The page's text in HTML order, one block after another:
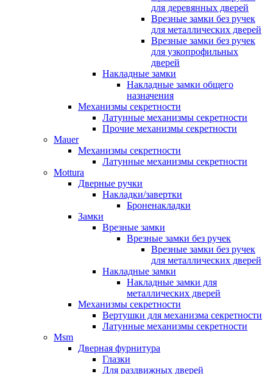
для деревянных дверей
Врезные замки без ручек
для металлических дверей
Врезные замки без ручек
для узкопрофильных
дверей
Накладные замки
Накладные замки общего
назначения
Механизмы секретности
Латунные механизмы секретности
Прочие механизмы секретности
Mauer
Механизмы секретности
Латунные механизмы секретности
Mottura
Дверные ручки
Накладки/завертки
Броненакладки
Замки
Врезные замки
Врезные замки без ручек
Врезные замки без ручек
для металлических дверей
Накладные замки
Накладные замки для
металлических дверей
Механизмы секретности
Вертушки для механизма секретности
Латунные механизмы секретности
Msm
Дверная фурнитура
Глазки
Для раздвижных дверей